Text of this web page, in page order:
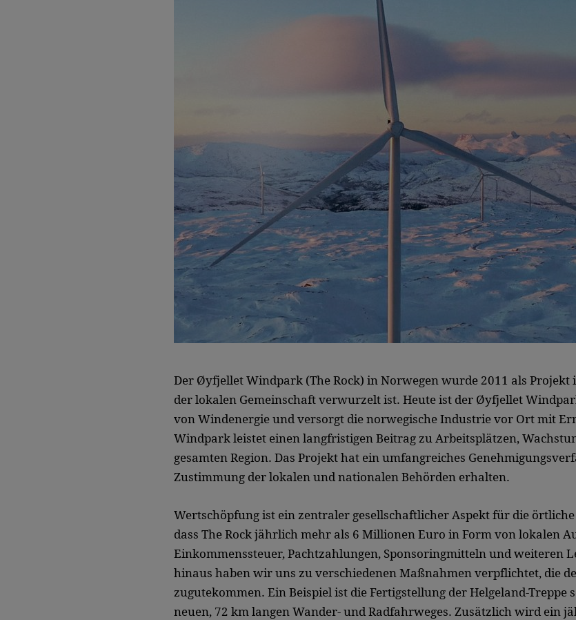
Der Øyfjellet Windpark (The Rock) in Norwegen wurde 2011 als Projekt
der lokalen Gemeinschaft verwurzelt ist. Heute ist der Øyfjellet
von Windenergie und versorgt die norwegische Industrie vor Ort mit
Windpark leistet einen langfristigen Beitrag zu Arbeitsplätzen,
gesamten Region. Das Projekt hat ein umfangreiches
Zustimmung der lokalen und nationalen Behörden erhalten.
Wertschöpfung ist ein zentraler gesellschaftlicher Aspekt für die
dass The Rock jährlich mehr als 6 Millionen Euro in Form von lokalen
Einkommenssteuer, Pachtzahlungen, Sponsoringmitteln und weiteren
hinaus haben wir uns zu verschiedenen Maßnahmen verpflichtet, die
zugutekommen. Ein Beispiel ist die Fertigstellung der Helgeland-Treppe
neuen, 72 km langen Wander- und Radfahrweges. Zusätzlich wird ein